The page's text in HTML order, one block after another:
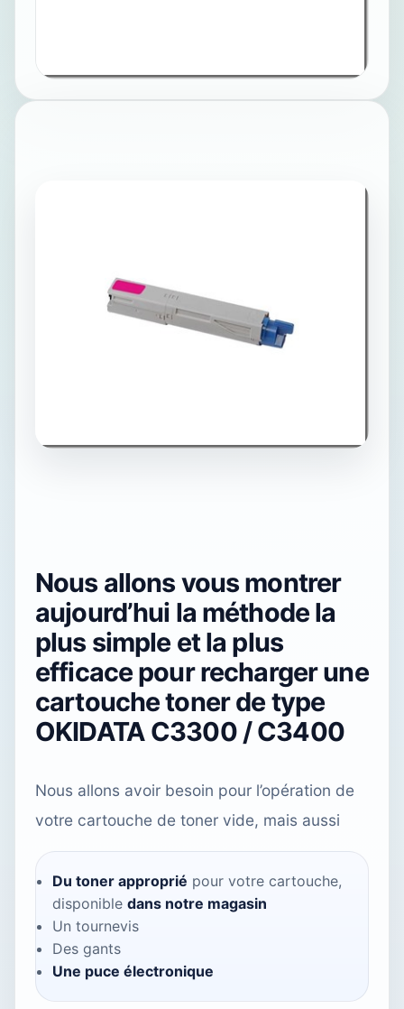
Nous allons vous montrer
aujourd’hui la méthode la
plus simple et la plus
efficace pour recharger une
cartouche toner de type
OKIDATA C3300 / C3400
Nous allons avoir besoin pour l’opération de
votre cartouche de toner vide, mais aussi
Du toner approprié pour votre cartouche,
disponible dans notre magasin
Un tournevis
Des gants
Une puce électronique